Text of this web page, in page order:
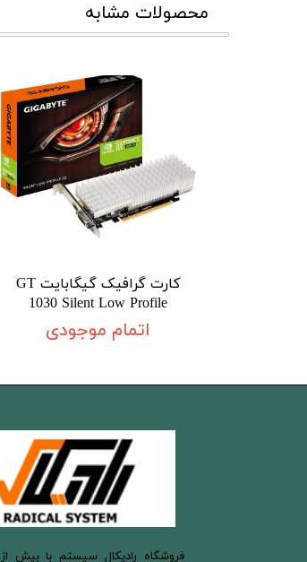
محصولات مشابه
کارت گرافیک گیگابایت GT
1030 Silent Low Profile
اتمام موجودی